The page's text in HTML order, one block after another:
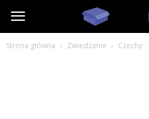
RestBox.pl
Strona główna Zwiedzanie Czechy